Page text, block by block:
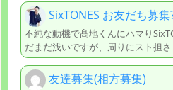
SixTONES お友だち募集
不純な動機で髙地くんにハマり
だまだ浅いですが、周りにスト担さ
友達募集(相方募集)